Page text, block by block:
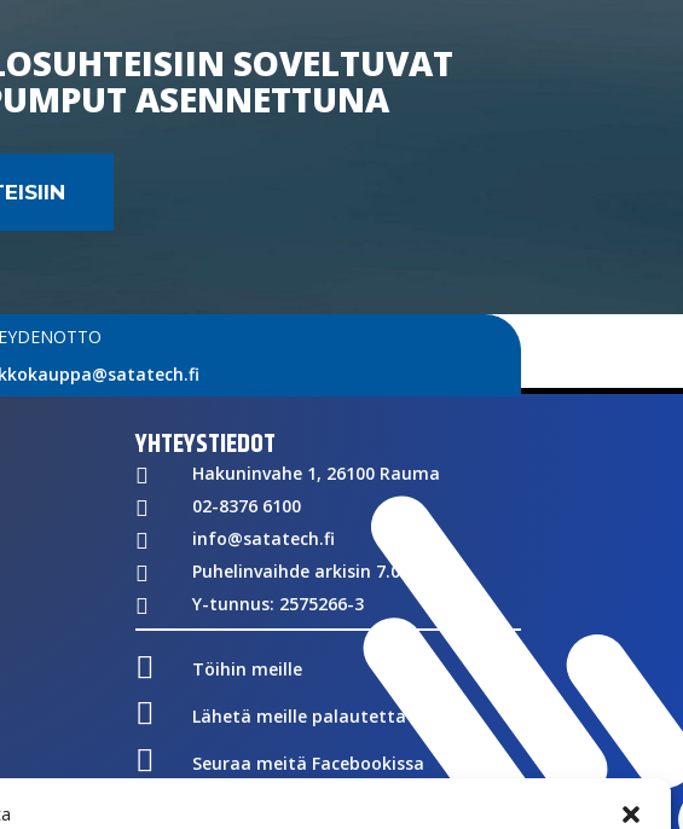
SOVELTUVAT
ASENNETTUNA
YHTEYSTIEDOT
 Hakuninvahe 1, 26100 Rauma
 02-8376 6100
 info@satatech.fi
 Puhelinvaihde arkisin 7.00-16.00
 Y-tunnus: 2575266-3
 Töihin meille
 Lähetä meille palautetta
 Seuraa meitä Facebookissa